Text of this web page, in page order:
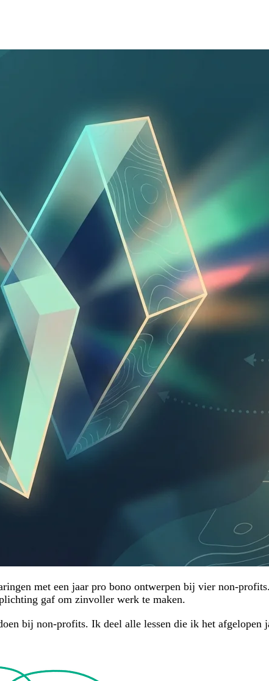
met een jaar pro bono ontwerpen bij vier non-
gaf om zinvoller werk te maken.
bij non-profits. Ik deel alle lessen die ik het afgelopen